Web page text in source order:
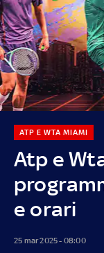
Atp e
e orari
ATP E WTA MIAMI
25 mar 2025 - 08:00